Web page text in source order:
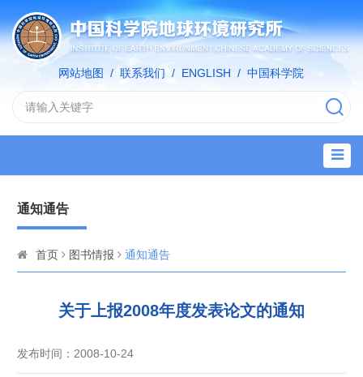
网站地图 / 联系我们 / ENGLISH / 中国科学院
通知通告
首页 图书情报 通知通告
关于上报2008年度发表论文的通知
发布时间：2008-10-24